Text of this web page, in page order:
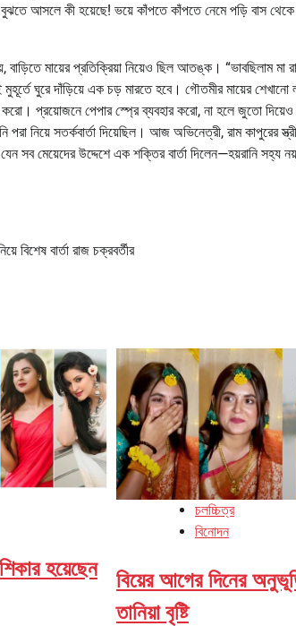
বুঝতে আসলে কী হয়েছে! ভয়ে কাঁপতে কাঁপতে নেমে পড়ি বাস
মায়ের প্রতিক্রিয়া নিয়েও ছিল আতঙ্ক। “ভাবছিলাম
ঘুরে দাঁড়িয়ে এক চড় মারতে হবে। গৌতমীর মায়ের
করো। প্রয়োজনে পেপার স্প্রে ব্যবহার করো, না হলে জুতো
পরা নিয়ে সতর্কবার্তা দিয়েছিল। আজ অভিনেত্রী, রাম
সব মেয়েদের উদ্দেশে এক শক্তির বার্তা দিলেন—হয়রানি
বিশেষ বার্তা রাজ চক্রবর্তীর
হয়েছেন
চলচ্চিত্র
বিনোদন
বিয়ের আগের দিনের
তানিয়া বৃষ্টি